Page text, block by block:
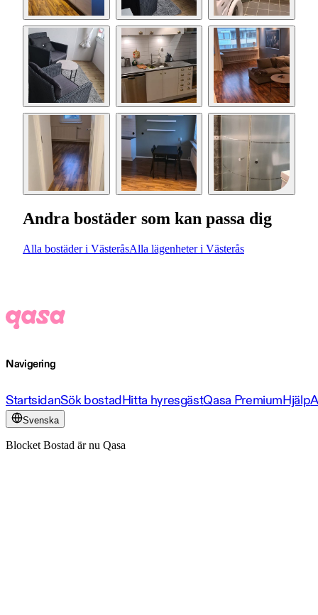
Andra bostäder som kan passa dig
Alla bostäder i VästeråsAlla lägenheter i Västerås
Navigering
StartsidanSök bostadHitta hyresgästQasa PremiumHjälp
Svenska
Blocket Bostad är nu Qasa